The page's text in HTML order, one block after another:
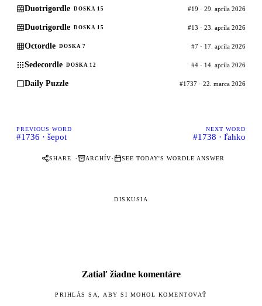
Duotrigordle DOSKA 15 #19 · 29. apríla 2026
Duotrigordle DOSKA 15 #13 · 23. apríla 2026
Octordle DOSKA 7 #7 · 17. apríla 2026
Sedecordle DOSKA 12 #4 · 14. apríla 2026
Daily Puzzle #1737 · 22. marca 2026
PREVIOUS WORD
#1736 · šepot
NEXT WORD
#1738 · ľahko
SHARE · ARCHÍV· SEE TODAY'S WORDLE ANSWER
DISKUSIA
Zatiaľ žiadne komentáre
PRIHLÁS SA, ABY SI MOHOL KOMENTOVAŤ